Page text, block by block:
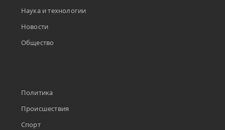
Наука и технологии
Новости
Общество
Политика
Происшествия
Спорт